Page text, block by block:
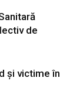
de
și victime în